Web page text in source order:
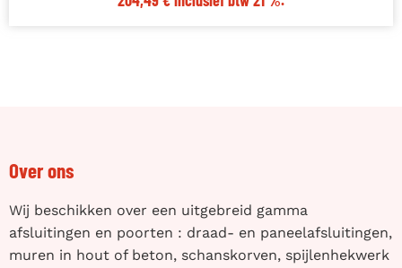
Over ons
Wij beschikken over een uitgebreid gamma
afsluitingen en poorten : draad- en paneelafsluitingen,
muren in hout of beton, schanskorven, spijlenhekwerk